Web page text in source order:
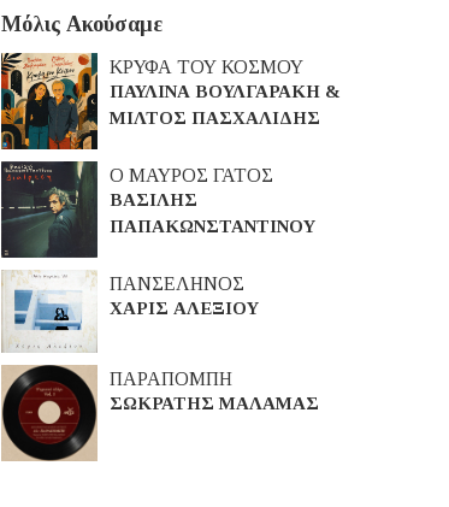
Μόλις Ακούσαμε
ΚΡΥΦΑ ΤΟΥ ΚΟΣΜΟΥ
ΠΑΥΛΙΝΑ ΒΟΥΛΓΑΡΑΚΗ &
ΜΙΛΤΟΣ ΠΑΣΧΑΛΙΔΗΣ
Ο ΜΑΥΡΟΣ ΓΑΤΟΣ
ΒΑΣΙΛΗΣ
ΠΑΠΑΚΩΝΣΤΑΝΤΙΝΟΥ
ΠΑΝΣΕΛΗΝΟΣ
ΧΑΡΙΣ ΑΛΕΞΙΟΥ
ΠΑΡΑΠΟΜΠΗ
ΣΩΚΡΑΤΗΣ ΜΑΛΑΜΑΣ